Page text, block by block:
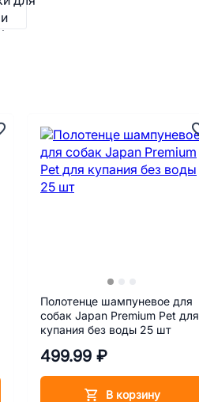
Полотенце шампуневое для
собак Japan Premium Pet для
купания без воды 25 шт
499.99 ₽
В корзину